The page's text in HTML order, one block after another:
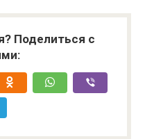
Поделиться с